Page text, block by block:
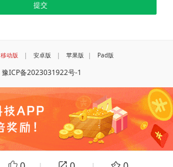
移动版 | 安卓版 | 苹果版 | Pad版
豫ICP备2023031922号-1